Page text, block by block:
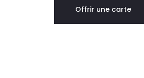
Offrir une carte